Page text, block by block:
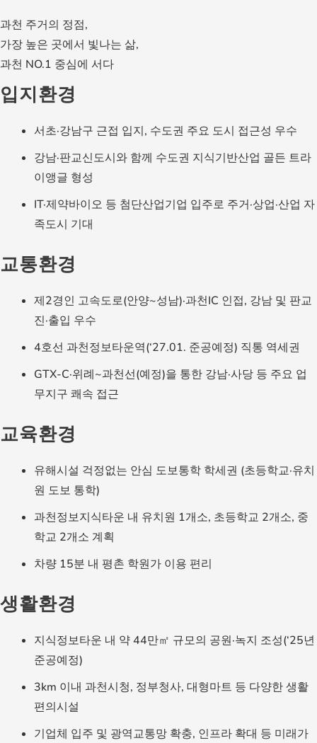
과천 주거의 정점,
가장 높은 곳에서 빛나는 삶,
과천 NO.1 중심에 서다
입지환경
서초·강남구 근접 입지, 수도권 주요 도시 접근성 우수
강남·판교신도시와 함께 수도권 지식기반산업 골든 트라
이앵글 형성
IT·제약바이오 등 첨단산업기업 입주로 주거·상업·산업 자
족도시 기대
교통환경
제2경인 고속도로(안양~성남)·과천IC 인접, 강남 및 판교
진·출입 우수
4호선 과천정보타운역(‘27.01. 준공예정) 직통 역세권
GTX-C·위례~과천선(예정)을 통한 강남·사당 등 주요 업
무지구 쾌속 접근
교육환경
유해시설 걱정없는 안심 도보통학 학세권 (초등학교·유치
원 도보 통학)
과천정보지식타운 내 유치원 1개소, 초등학교 2개소, 중
학교 2개소 계획
차량 15분 내 평촌 학원가 이용 편리
생활환경
지식정보타운 내 약 44만㎡ 규모의 공원·녹지 조성(‘25년
준공예정)
3km 이내 과천시청, 정부청사, 대형마트 등 다양한 생활
편의시설
기업체 입주 및 광역교통망 확충, 인프라 확대 등 미래가